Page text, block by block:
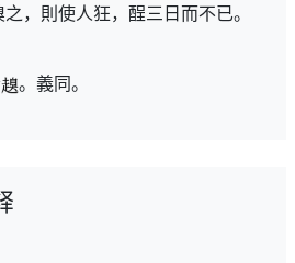
，則使人狂，酲三日而不已。
。義同。